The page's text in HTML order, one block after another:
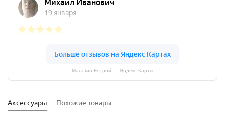
Магазин Естрой — Яндекс.Карты
Аксессуары Похожие товары